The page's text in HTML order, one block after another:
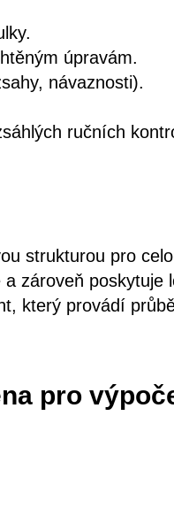
úpravám.
návaznosti).
ručních
strukturou pro
zároveň poskytuje
který provádí
pro